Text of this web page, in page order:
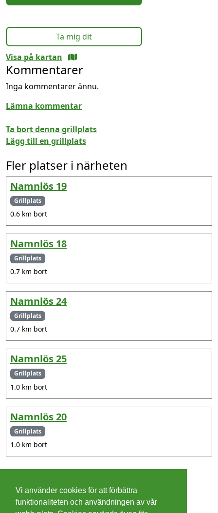
Ta mig dit
Visa på kartan
Kommentarer
Inga kommentarer ännu.
Lämna kommentar
Ta bort denna grillplats
Lägg till en grillplats
Fler platser i närheten
Namnlös 19
Grillplats
0.6 km bort
Namnlös 18
Grillplats
0.7 km bort
Namnlös 24
Grillplats
0.7 km bort
Namnlös 25
Grillplats
1.0 km bort
Namnlös 20
Grillplats
1.0 km bort
Cookies
Vi använder cookies för att förbättra
funktionaliteten och användningen av vår